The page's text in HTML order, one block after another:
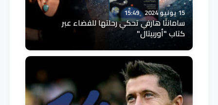
15 يونيو 2024 15:49
سامانثا هارفي تحكي رحلتها للفضاء عبر
كتاب "أوربيتال"